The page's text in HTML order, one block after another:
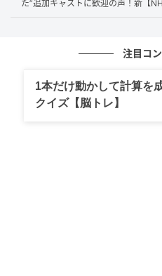
笑いも、恋も、寂しさも、
表作の一つと言いたくなる
家事と家族を抱えすぎ
た”追加キャストに歓迎の声！新【
注目コ
1本だけ動かして計算を
クイズ【脳トレ】